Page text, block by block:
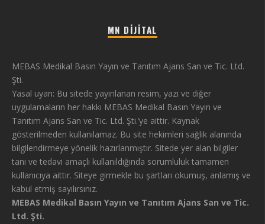
MN DIJITAL
MEBAS Medikal Basın Yayın ve Tanıtım Ajans San ve Tic. Ltd.
Şti.
Yasal uyarı: Bu sitede yayınlanan resim, yazı ve diğer
uygulamaların her hakkı MEBAS Medikal Basın Yayın ve
Tanıtım Ajans San ve Tic. Ltd. Şti.’ye aittir. Kaynak
gösterilmeden kullanılamaz. Bu site hekimleri sağlık alanında
bilgilendirmeye yönelik hazırlanmıştır. Sitede yer alan bilgiler
tanı ve tedavi amaçlı kullanıldığında sorumluluk tamamen
kullanıcıya aittir. Siteye girmekle bu şartları okumuş, anlamış ve
kabul etmiş sayılırsınız.
MEBAS Medikal Basın Yayın ve Tanıtım Ajans San ve Tic.
Ltd. Şti.